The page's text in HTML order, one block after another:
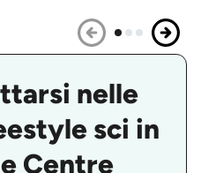
nelle
sci in
Centre